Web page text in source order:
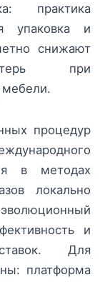
практика
упаковка и
снижают
при
мебели.
процедур
в методах
локально
и
Для
платформа